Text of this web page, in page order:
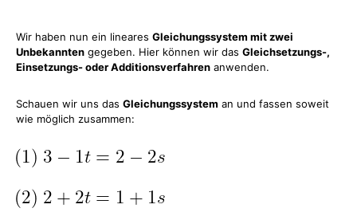
Wir haben nun ein lineares Gleichungssystem mit zwei
Unbekannten gegeben. Hier können wir das Gleichsetzungs-,
Einsetzungs- oder Additionsverfahren anwenden.
Schauen wir uns das Gleichungssystem an und fassen soweit
wie möglich zusammen: